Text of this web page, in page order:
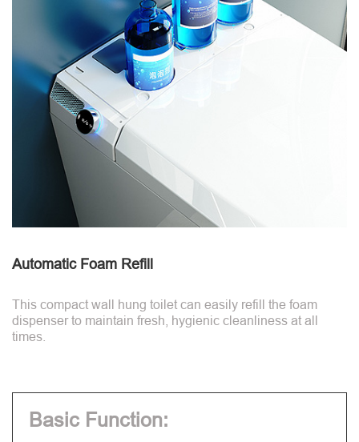
Automatic Foam Refill
This compact wall hung toilet can easily refill the foam
dispenser to maintain fresh, hygienic cleanliness at all
times.
Basic Function: